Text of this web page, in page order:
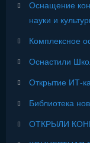
Оснащение
науки и
Комплексное
Оснастили
Открытие ИТ-
Библиотека
ОТКРЫЛИ